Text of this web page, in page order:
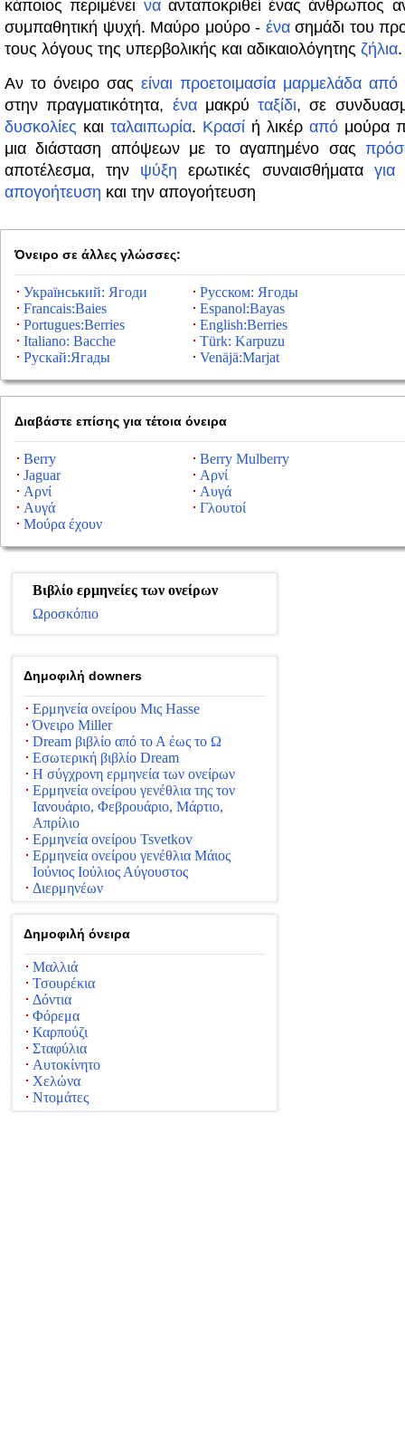
κάποιος περιμένει ναανταποκριθεί ένας άνθρωπος
συμπαθητική ψυχή. Μαύρο μούρο - ένασημάδι του
τους λόγους της υπερβολικής και αδικαιολόγητης ζήλια.
Αν το όνειρο σας είναι προετοιμασία μαρμελάδα από
στην πραγματικότητα, έναμακρύ ταξίδι, σε
δυσκολίες και ταλαιπωρία. Κρασί ή λικέρ από μούρα
μια διάσταση απόψεων με το αγαπημένο σας
αποτέλεσμα, την ψύξη ερωτικές συναισθήματα για
απογοήτευση και την απογοήτευση
Όνειρο σε άλλες γλώσσες:
Український: Ягоди
Русском: Ягоды
Francais:Baies
Espanol:Bayas
Portugues:Berries
English:Berries
Italiano: Bacche
Türk: Karpuzu
Рускай:Ягады
Venäjä:Marjat
Διαβάστε επίσης για τέτοια όνειρα
Berry
Berry Mulberry
Jaguar
Αρνί
Αρνί
Αυγά
Αυγά
Γλουτοί
Μούρα έχουν
Βιβλίο ερμηνείες των ονείρων
Ωροσκόπιο
Δημοφιλή downers
Ερμηνεία ονείρου Μις Hasse
Όνειρο Miller
Dream βιβλίο από το Α έως το Ω
Εσωτερική βιβλίο Dream
Η σύγχρονη ερμηνεία των ονείρων
Ερμηνεία ονείρου γενέθλια της τον
Ιανουάριο, Φεβρουάριο, Μάρτιο,
Απρίλιο
Ερμηνεία ονείρου Tsvetkov
Ερμηνεία ονείρου γενέθλια Μάιος
Ιούνιος Ιούλιος Αύγουστος
Διερμηνέων
Δημοφιλή όνειρα
Μαλλιά
Τσουρέκια
Δόντια
Φόρεμα
Καρπούζι
Σταφύλια
Αυτοκίνητο
Χελώνα
Ντομάτες